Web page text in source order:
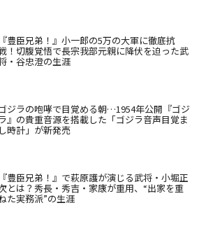
『豊臣兄弟！』小一郎の5万の大軍に徹底抗
！切腹覚悟で長宗我部元親に降伏を迫った武
・谷忠澄の生涯
ジラの咆哮で目覚める朝…1954年公開『ゴジ
』の貴重音源を搭載した「ゴジラ音声目覚ま
し時計」が新発売
『豊臣兄弟！』で萩原護が演じる武将・小堀正
とは？秀長・秀吉・家康が重用、“出家を重
た実務派”の生涯